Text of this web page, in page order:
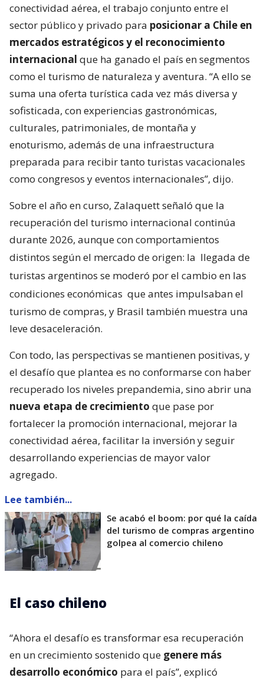
conectividad aérea, el trabajo conjunto entre el
sector público y privado para posicionar a Chile en
mercados estratégicos y el reconocimiento
internacional que ha ganado el país en segmentos
como el turismo de naturaleza y aventura. “A ello se
suma una oferta turística cada vez más diversa y
sofisticada, con experiencias gastronómicas,
culturales, patrimoniales, de montaña y
enoturismo, además de una infraestructura
preparada para recibir tanto turistas vacacionales
como congresos y eventos internacionales”, dijo.
Sobre el año en curso, Zalaquett señaló que la
recuperación del turismo internacional continúa
durante 2026, aunque con comportamientos
distintos según el mercado de origen: la llegada de
turistas argentinos se moderó por el cambio en las
condiciones económicas que antes impulsaban el
turismo de compras, y Brasil también muestra una
leve desaceleración.
Con todo, las perspectivas se mantienen positivas, y
el desafío que plantea es no conformarse con haber
recuperado los niveles prepandemia, sino abrir una
nueva etapa de crecimiento que pase por
fortalecer la promoción internacional, mejorar la
conectividad aérea, facilitar la inversión y seguir
desarrollando experiencias de mayor valor
agregado.
Lee también...
Se acabó el boom: por qué la caída
del turismo de compras argentino
golpea al comercio chileno
El caso chileno
“Ahora el desafío es transformar esa recuperación
en un crecimiento sostenido que genere más
desarrollo económico para el país”, explicó